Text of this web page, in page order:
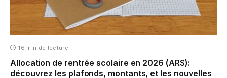
16 min de lecture
Allocation de rentrée scolaire en 2026 (ARS):
découvrez les plafonds, montants, et les nouvelles